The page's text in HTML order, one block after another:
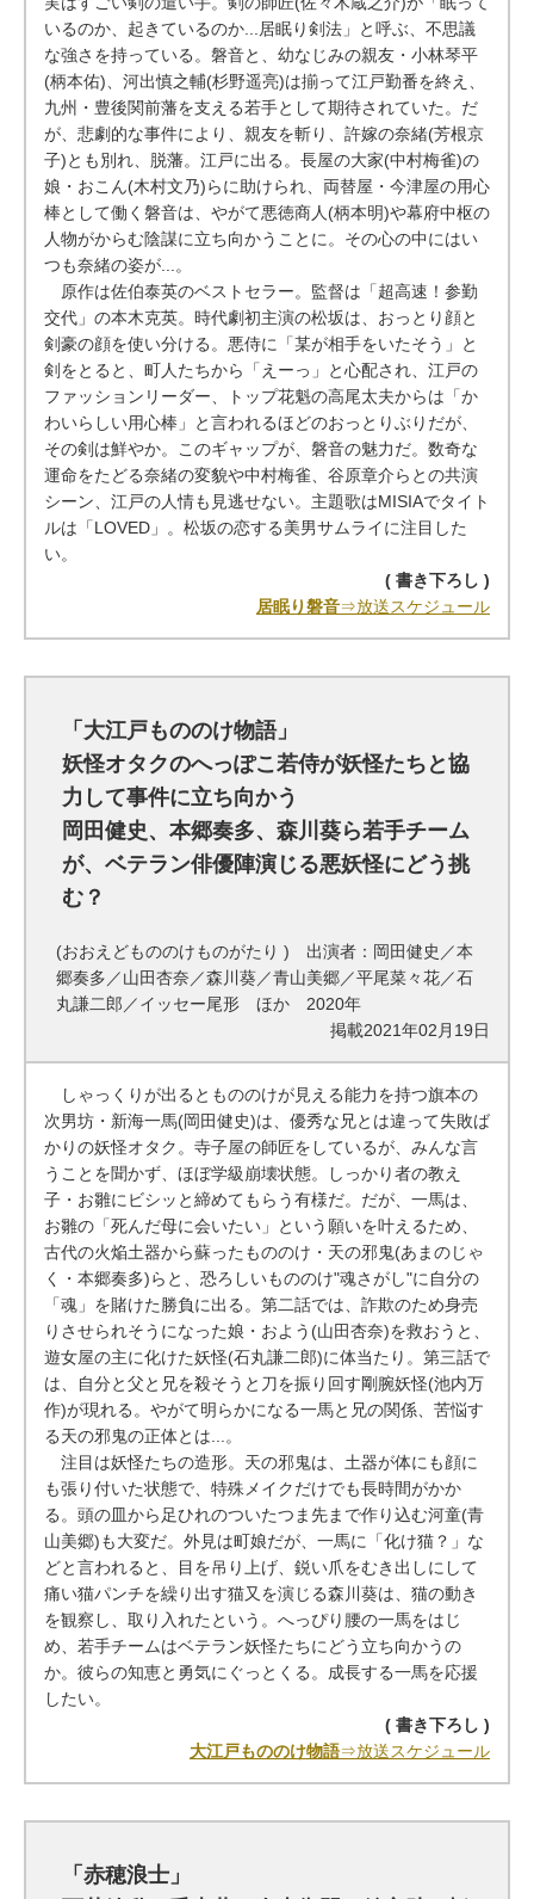
いるのか、起きているのか...居眠り剣法」と呼ぶ、不思議
な強さを持っている。磐音と、幼なじみの親友・小林琴平
(柄本佑)、河出慎之輔(杉野遥亮)は揃って江戸勤番を終え、
九州・豊後関前藩を支える若手として期待されていた。だ
が、悲劇的な事件により、親友を斬り、許嫁の奈緒(芳根京
子)とも別れ、脱藩。江戸に出る。長屋の大家(中村梅雀)の
娘・おこん(木村文乃)らに助けられ、両替屋・今津屋の用心
棒として働く磐音は、やがて悪徳商人(柄本明)や幕府中枢の
人物がからむ陰謀に立ち向かうことに。その心の中にはい
つも奈緒の姿が...。
原作は佐伯泰英のベストセラー。監督は「超高速！参勤
交代」の本木克英。時代劇初主演の松坂は、おっとり顔と
剣豪の顔を使い分ける。悪侍に「某が相手をいたそう」と
剣をとると、町人たちから「えーっ」と心配され、江戸の
ファッションリーダー、トップ花魁の高尾太夫からは「か
わいらしい用心棒」と言われるほどのおっとりぶりだが、
その剣は鮮やか。このギャップが、磐音の魅力だ。数奇な
運命をたどる奈緒の変貌や中村梅雀、谷原章介らとの共演
シーン、江戸の人情も見逃せない。主題歌はMISIAでタイト
ルは「LOVED」。松坂の恋する美男サムライに注目した
い。
( 書き下ろし )
居眠り磐音⇒放送スケジュール
「大江戸もののけ物語」
妖怪オタクのへっぽこ若侍が妖怪たちと協
力して事件に立ち向かう
岡田健史、本郷奏多、森川葵ら若手チーム
が、ベテラン俳優陣演じる悪妖怪にどう挑
む？
(おおえどもののけものがたり ) 出演者：岡田健史／本
郷奏多／山田杏奈／森川葵／青山美郷／平尾菜々花／石
丸謙二郎／イッセー尾形 ほか 2020年
掲載2021年02月19日
しゃっくりが出るともののけが見える能力を持つ旗本の
次男坊・新海一馬(岡田健史)は、優秀な兄とは違って失敗ば
かりの妖怪オタク。寺子屋の師匠をしているが、みんな言
うことを聞かず、ほぼ学級崩壊状態。しっかり者の教え
子・お雛にビシッと締めてもらう有様だ。だが、一馬は、
お雛の「死んだ母に会いたい」という願いを叶えるため、
古代の火焔土器から蘇ったもののけ・天の邪鬼(あまのじゃ
く・本郷奏多)らと、恐ろしいもののけ"魂さがし"に自分の
「魂」を賭けた勝負に出る。第二話では、詐欺のため身売
りさせられそうになった娘・およう(山田杏奈)を救おうと、
遊女屋の主に化けた妖怪(石丸謙二郎)に体当たり。第三話で
は、自分と父と兄を殺そうと刀を振り回す剛腕妖怪(池内万
作)が現れる。やがて明らかになる一馬と兄の関係、苦悩す
る天の邪鬼の正体とは...。
注目は妖怪たちの造形。天の邪鬼は、土器が体にも顔に
も張り付いた状態で、特殊メイクだけでも長時間がかか
る。頭の皿から足ひれのついたつま先まで作り込む河童(青
山美郷)も大変だ。外見は町娘だが、一馬に「化け猫？」な
どと言われると、目を吊り上げ、鋭い爪をむき出しにして
痛い猫パンチを繰り出す猫又を演じる森川葵は、猫の動き
を観察し、取り入れたという。へっぴり腰の一馬をはじ
め、若手チームはベテラン妖怪たちにどう立ち向かうの
か。彼らの知恵と勇気にぐっとくる。成長する一馬を応援
したい。
( 書き下ろし )
大江戸もののけ物語⇒放送スケジュール
「赤穂浪士」